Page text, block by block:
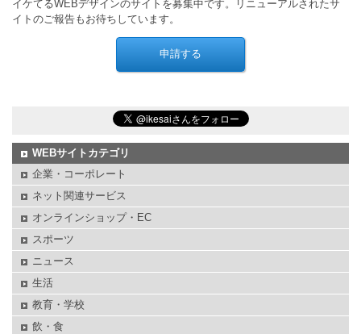
イケてるWEBデザインのサイトを募集中です。リニューアルされたサ
イトのご報告もお待ちしています。
WEBサイトカテゴリ
企業・コーポレート
ネット関連サービス
オンラインショップ・EC
スポーツ
ニュース
生活
教育・学校
飲・食